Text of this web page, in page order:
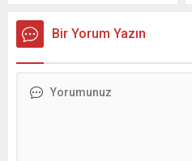
dehlizlerine, kalelerin
burçlarından manastırların
Bir Yorum Yazın